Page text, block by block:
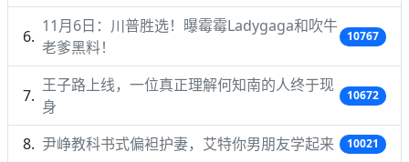
11月6日：川普胜选！曝霉霉Ladygaga和吹牛
老爹黑料！
10767
王子路上线，一位真正理解何知南的人终于现
身
10672
尹峥教科书式偏袒护妻，艾特你男朋友学起来 10021